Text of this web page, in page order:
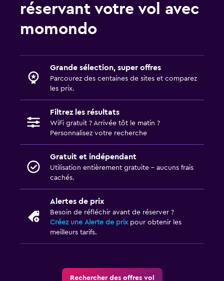
réservant votre vol avec
momondo
Grande sélection, super offres
Parcourez des centaines de sites et comparez
les prix.
Filtrez les résultats
WiFi gratuit ? Arrivée tôt le matin ?
Personnalisez votre recherche
Gratuit et indépendant
Utilisation entièrement gratuite - aucuns frais
cachés.
Alertes de prix
Besoin de réfléchir avant de réserver ?
Créez une Alerte de prix pour obtenir les
meilleurs tarifs.
Rechercher des offres vol